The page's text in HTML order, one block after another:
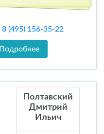
8 (495) 156-35-22
Подробнее
Полтавский
Дмитрий
Ильич